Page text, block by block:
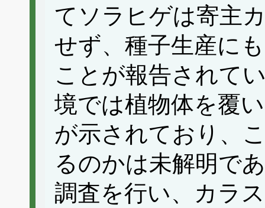
てソラヒゲは寄主
せず、種子生産に
ことが報告されて
境では植物体を覆
が示されており、
るのかは未解明で
調査を行い、カラ